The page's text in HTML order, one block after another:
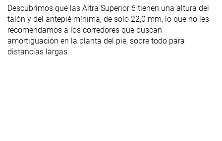
Durabilidad
de la suela
exterior
Buena Buena Decente
TranspirabilidadAlta
Descubrimos que las Altra Superior 6 tienen una altura del
talón y del antepié mínima, de solo 22,0 mm, lo que no les
recomendamos a los corredores que buscan
amortiguación en la planta del pie, sobre todo para
distancias largas.